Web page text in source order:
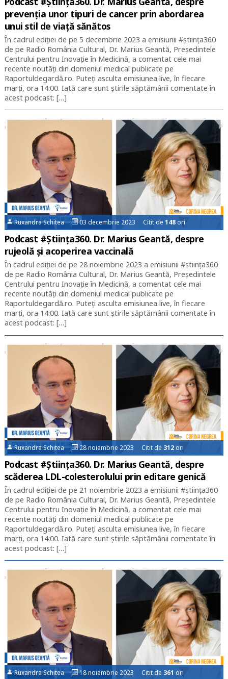
prevenția unor tipuri de cancer prin abordarea
unui stil de viață sănătos
În cadrul ediției de pe 5 decembrie 2023 a emisiunii #știința360
de pe Radio România Cultural, Dr. Marius Geantă, Președintele
Centrului pentru Inovație în Medicină, a comentat cele mai
recente noutăți din domeniul medical publicate pe
Raportuldegardă.ro. Puteți asculta emisiunea live, în fiecare
marți, ora 14:00. Iată care sunt știrile săptămânii comentate în
acest podcast: […]
Ruxandra Schitea 03 decembrie 2023 Citit de148 ori
Podcast #Știința360. Dr. Marius Geantă, despre
rujeolă și acoperirea vaccinală
În cadrul ediției de pe 28 noiembrie 2023 a emisiunii #știința360
de pe Radio România Cultural, Dr. Marius Geantă, Președintele
Centrului pentru Inovație în Medicină, a comentat cele mai
recente noutăți din domeniul medical publicate pe
Raportuldegardă.ro. Puteți asculta emisiunea live, în fiecare
marți, ora 14:00. Iată care sunt știrile săptămânii comentate în
acest podcast: […]
Ruxandra Schitea 28 noiembrie 2023 Citit de 312 ori
Podcast #Știința360. Dr. Marius Geantă, despre
scăderea LDL-colesterolului prin editare genică
În cadrul ediției de pe 21 noiembrie 2023 a emisiunii #știința360
de pe Radio România Cultural, Dr. Marius Geantă, Președintele
Centrului pentru Inovație în Medicină, a comentat cele mai
recente noutăți din domeniul medical publicate pe
Raportuldegardă.ro. Puteți asculta emisiunea live, în fiecare
marți, ora 14:00. Iată care sunt știrile săptămânii comentate în
acest podcast: […]
Ruxandra Schitea 18 noiembrie 2023 Citit de 361 ori